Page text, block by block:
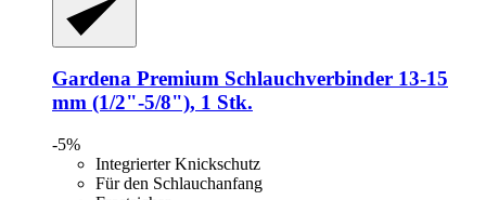
Gardena Premium Schlauchverbinder 13-​15
mm (1/2"-​5/8"), 1 Stk.
-5%
Integrierter Knickschutz
Für den Schlauchanfang